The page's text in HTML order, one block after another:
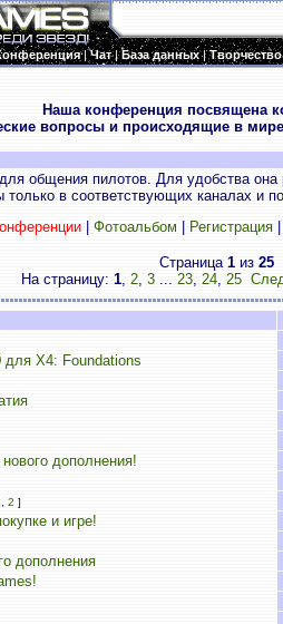
|Чат|База данных|Творчество
Наша конференция посвящена
вопросы и происходящие в
общения пилотов. Для удобства
в соответствующих каналах и
| Фотоальбом Регистрация
Страница 1из 25
На страницу: 1, 2, 3 ... 23, 24, 25
X4: Foundations
дополнения!
2 ]
и игре!
дополнения